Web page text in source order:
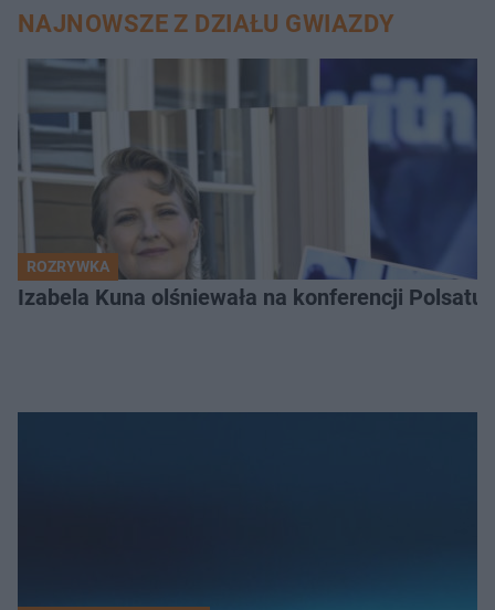
NAJNOWSZE Z DZIAŁU GWIAZDY
ROZRYWKA
Izabela Kuna olśniewała na konferencji